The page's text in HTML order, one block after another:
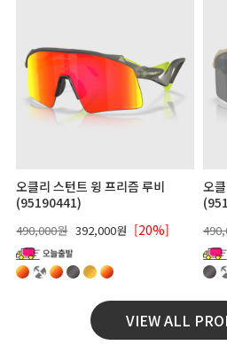
오클리 스턴트 윙 프리즘 루비
(95190441)
490,000원 392,000원 [20%]
오
VIEW ALL